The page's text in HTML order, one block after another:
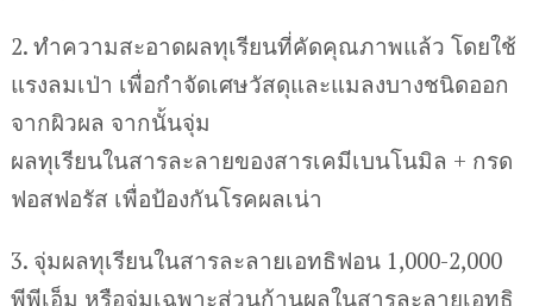
2. ทำความสะอาดผลทุเรียนที่คัดคุณภาพแล้ว โดยใช้
แรงลมเป่า เพื่อกำจัดเศษวัสดุและแมลงบางชนิดออก
จากผิวผล จากนั้นจุ่ม
ผลทุเรียนในสารละลายของสารเคมีเบนโนมิล + กรด
ฟอสฟอรัส เพื่อป้องกันโรคผลเน่า
3. จุ่มผลทุเรียนในสารละลายเอทธิฟอน 1,000-2,000
พีพีเอ็ม หรือจุ่มเฉพาะส่วนก้านผลในสารละลายเอทธิ